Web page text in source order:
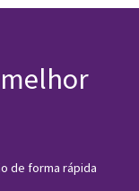
de forma rápida